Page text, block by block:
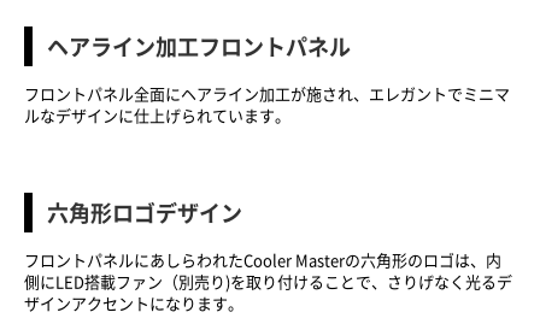
ヘアライン加工フロントパネル
フロントパネル全面にヘアライン加工が施され、エレガントでミニマ
ルなデザインに仕上げられています。
六角形ロゴデザイン
フロントパネルにあしらわれたCooler Masterの六角形のロゴは、内
側にLED搭載ファン（別売り)を取り付けることで、さりげなく光るデ
ザインアクセントになります。